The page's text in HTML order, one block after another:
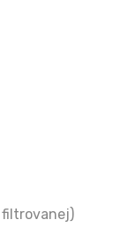
filtrovanej)